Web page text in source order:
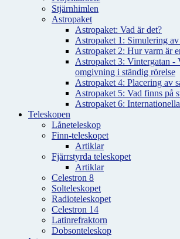
Stjärnhimlen
Astropaket
Astropaket: Vad är det?
Astropaket 1: Simulering av
Astropaket 2: Hur varm är
Astropaket 3: Vintergatan -
omgivning i ständig rörelse
Astropaket 4: Placering av
Astropaket 5: Vad finns på
Astropaket 6:
Teleskopen
Låneteleskop
Finn-teleskopet
Artiklar
Fjärrstyrda teleskopet
Artiklar
Celestron 8
Solteleskopet
Radioteleskopet
Celestron 14
Latinrefraktorn
Dobsonteleskop